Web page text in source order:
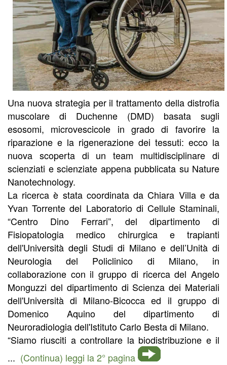
Una nuova strategia per il trattamento della distrofia
muscolare di Duchenne (DMD) basata sugli
esosomi, microvescicole in grado di favorire la
riparazione e la rigenerazione dei tessuti: ecco la
nuova scoperta di un team multidisciplinare di
scienziati e scienziate appena pubblicata su Nature
Nanotechnology.
La ricerca è stata coordinata da Chiara Villa e da
Yvan Torrente del Laboratorio di Cellule Staminali,
“Centro Dino Ferrari”, del dipartimento di
Fisiopatologia medico chirurgica e trapianti
dell'Università degli Studi di Milano e dell’Unità di
Neurologia del Policlinico di Milano, in
collaborazione con il gruppo di ricerca del Angelo
Monguzzi del dipartimento di Scienza dei Materiali
dell'Università di Milano-Bicocca ed il gruppo di
Domenico Aquino del dipartimento di
Neuroradiologia dell'Istituto Carlo Besta di Milano.
“Siamo riusciti a controllare la biodistribuzione e il
... (Continua) leggi la 2° pagina